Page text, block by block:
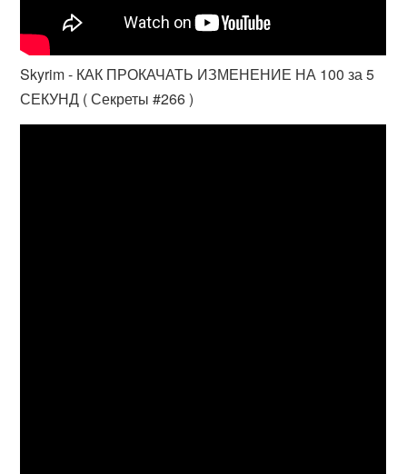
Skyrim - КАК ПРОКАЧАТЬ ИЗМЕНЕНИЕ НА 100 за 5
СЕКУНД ( Секреты #266 )